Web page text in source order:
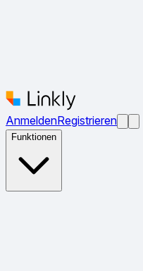
AnmeldenRegistrieren
Funktionen